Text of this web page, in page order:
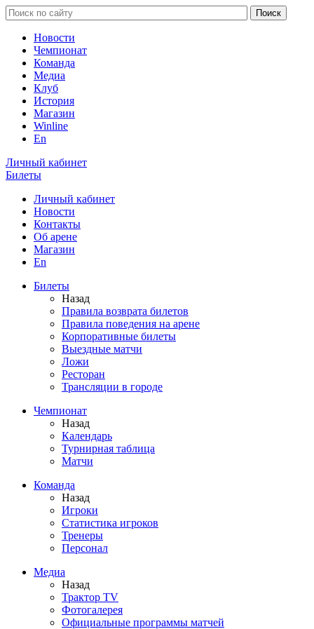
Новости
Чемпионат
Команда
Медиа
Клуб
История
Магазин
Winline
En
Личный кабинет
Билеты
Личный кабинет
Новости
Контакты
Об арене
Магазин
En
Билеты
Назад
Правила возврата билетов
Правила поведения на арене
Корпоративные билеты
Выездные матчи
Ложи
Ресторан
Трансляции в городе
Чемпионат
Назад
Календарь
Турнирная таблица
Матчи
Команда
Назад
Игроки
Статистика игроков
Тренеры
Персонал
Медиа
Назад
Трактор TV
Фотогалерея
Официальные программы матчей